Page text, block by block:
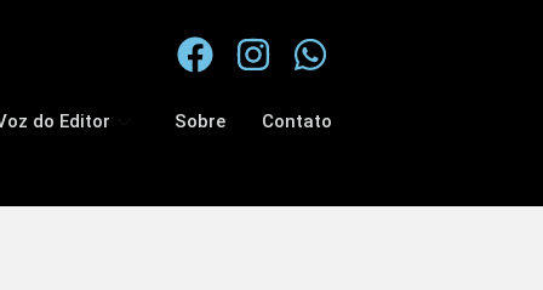
do Editor Sobre Contato